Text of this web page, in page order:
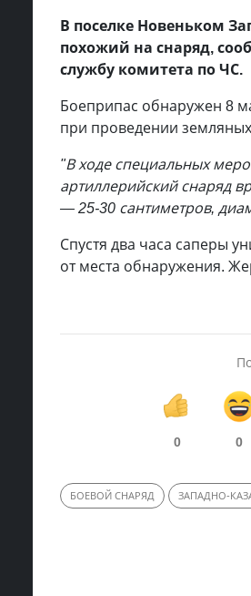
В поселке Новеньком
похожий на снаряд,
службу комитета по ЧС.
Боеприпас обнаружен 8
при проведении
"В ходе специальных
артиллерийский снаряд
— 25-30 сантиметров,
Спустя два часа саперы
от места обнаружения.
0 0
БОЕВОЙ СНАРЯД ЗАПАДНО-